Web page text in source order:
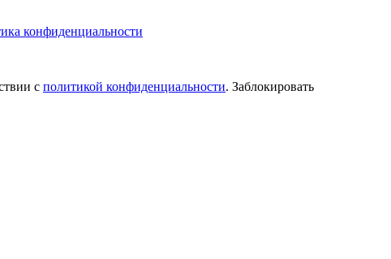
конфиденциальности
с политикой конфиденциальности. Заблокировать